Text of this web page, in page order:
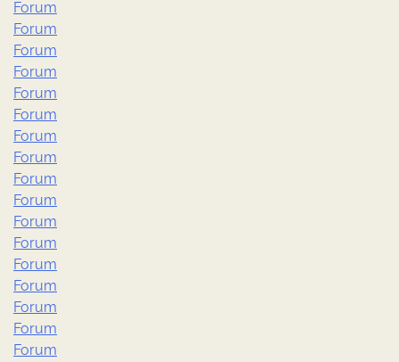
Forum
Forum
Forum
Forum
Forum
Forum
Forum
Forum
Forum
Forum
Forum
Forum
Forum
Forum
Forum
Forum
Forum